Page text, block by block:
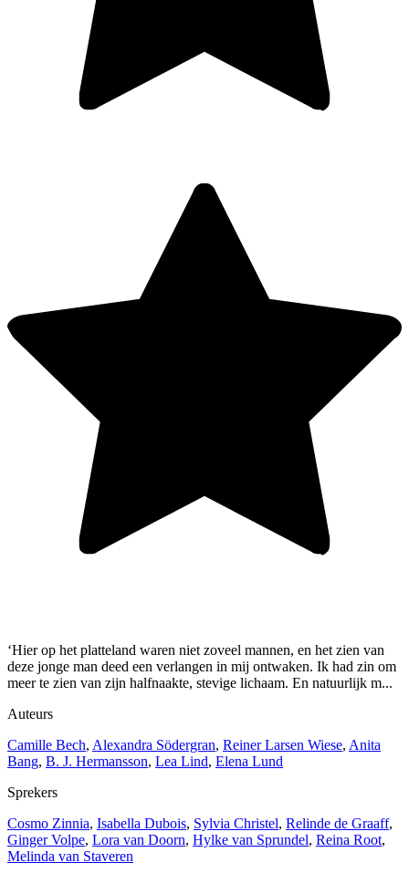
‘Hier op het platteland waren niet zoveel mannen, en het zien van
deze jonge man deed een verlangen in mij ontwaken. Ik had zin om
meer te zien van zijn halfnaakte, stevige lichaam. En natuurlijk m...
Auteurs
Camille Bech, Alexandra Södergran, Reiner Larsen Wiese, Anita
Bang, B. J. Hermansson, Lea Lind, Elena Lund
Sprekers
Cosmo Zinnia, Isabella Dubois, Sylvia Christel, Relinde de Graaff,
Ginger Volpe, Lora van Doorn, Hylke van Sprundel, Reina Root,
Melinda van Staveren